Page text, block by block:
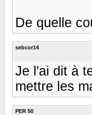
De quelle
sebcor14
Je l'ai dit à
mettre les
PER 50